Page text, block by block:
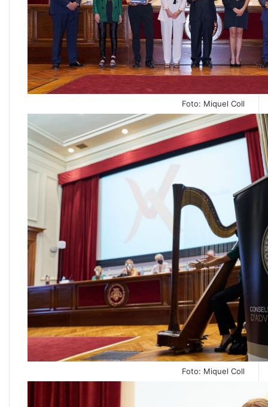
Foto: Miquel Coll
Foto: Miquel Coll